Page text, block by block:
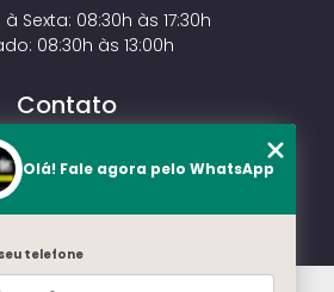
Sexta: 08:30h às 17:30h
08:30h às 13:00h
Contato
4826
Olá! Fale agora pelo WhatsApp
telefone